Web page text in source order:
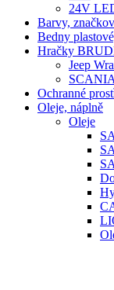
24V
Barvy,
Bedny
Hračky
Jeep
SCANIA
Ochranné
Oleje, náplně
Oleje